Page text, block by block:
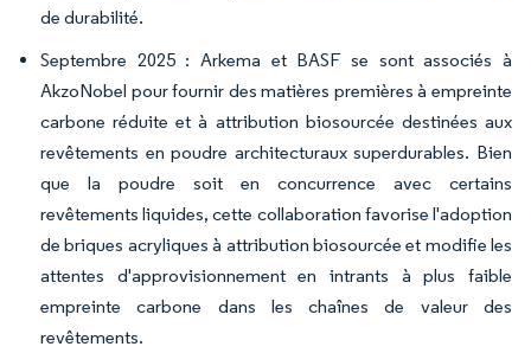
de durabilité.
Septembre 2025 : Arkema et BASF se sont associés à
AkzoNobel pour fournir des matières premières à empreinte
carbone réduite et à attribution biosourcée destinées aux
revêtements en poudre architecturaux superdurables. Bien
que la poudre soit en concurrence avec certains
revêtements liquides, cette collaboration favorise l'adoption
de briques acryliques à attribution biosourcée et modifie les
attentes d'approvisionnement en intrants à plus faible
empreinte carbone dans les chaînes de valeur des
revêtements.